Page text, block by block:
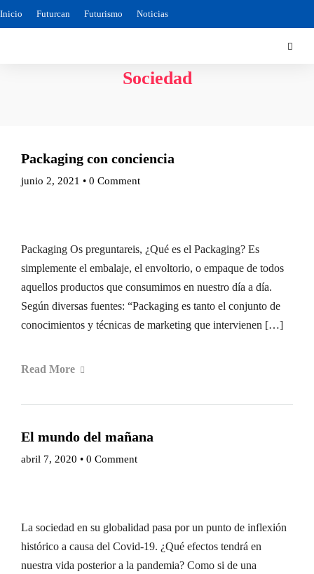
Inicio Futurcan Futurismo Noticias
Sociedad
Packaging con conciencia
junio 2, 2021 • 0 Comment
Packaging Os preguntareis, ¿Qué es el Packaging? Es
simplemente el embalaje, el envoltorio, o empaque de todos
aquellos productos que consumimos en nuestro día a día.
Según diversas fuentes: “Packaging es tanto el conjunto de
conocimientos y técnicas de marketing que intervienen […]
Read More
El mundo del mañana
abril 7, 2020 • 0 Comment
La sociedad en su globalidad pasa por un punto de inflexión
histórico a causa del Covid-19. ¿Qué efectos tendrá en
nuestra vida posterior a la pandemia? Como si de una